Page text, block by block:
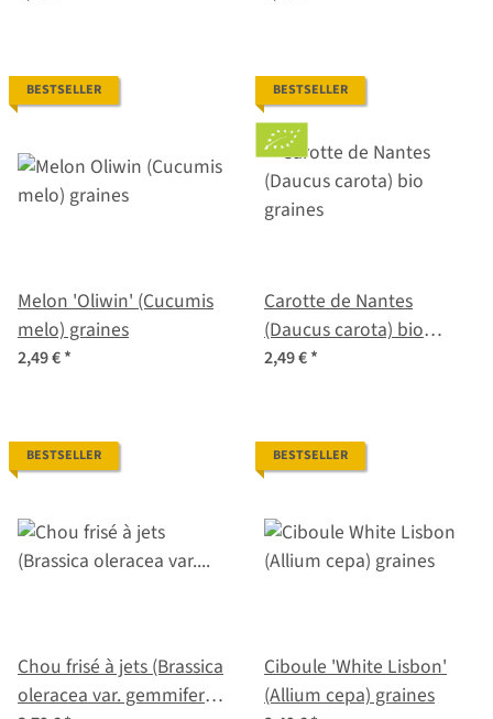
BESTSELLER
Melon 'Oliwin' (Cucumis
melo) graines
2,49 €*
BESTSELLER
Carotte de Nantes
(Daucus carota) bio
graines
2,49 €*
BESTSELLER
Chou frisé à jets (Brassica
oleracea var. gemmifera x
BESTSELLER
Ciboule 'White Lisbon'
(Allium cepa) graines